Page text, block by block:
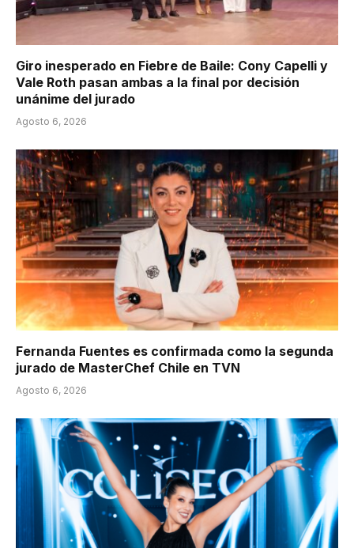
Giro inesperado en Fiebre de Baile: Cony Capelli y
Vale Roth pasan ambas a la final por decisión
unánime del jurado
Agosto 6, 2026
Fernanda Fuentes es confirmada como la segunda
jurado de MasterChef Chile en TVN
Agosto 6, 2026